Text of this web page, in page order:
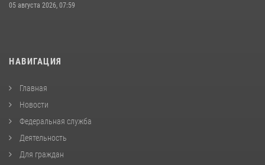
05 августа 2026, 07:59
НАВИГАЦИЯ
Главная
Новости
Федеральная служба
Деятельность
Для граждан